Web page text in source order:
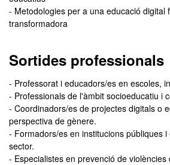
- Metodologies per a una educació digital
transformadora
Sortides professionals
- Professorat i educadors/es en escoles,
- Professionals de l'àmbit socioeducatiu i
- Coordinadors/es de projectes digitals o
perspectiva de gènere.
- Formadors/es en institucions públiques
sector.
- Especialistes en prevenció de violències